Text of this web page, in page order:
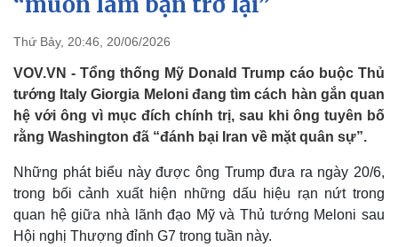
Dấu ấn VOV
Thứ Bảy, 20:46, 20/06/2026
VOV.VN - Tổng thống Mỹ Donald Trump cáo buộc Thủ
tướng Italy Giorgia Meloni đang tìm cách hàn gắn quan
hệ với ông vì mục đích chính trị, sau khi ông tuyên bố
rằng Washington đã “đánh bại Iran về mặt quân sự”.
Những phát biểu này được ông Trump đưa ra ngày 20/6,
trong bối cảnh xuất hiện những dấu hiệu rạn nứt trong
quan hệ giữa nhà lãnh đạo Mỹ và Thủ tướng Meloni sau
Hội nghị Thượng đỉnh G7 trong tuần này.